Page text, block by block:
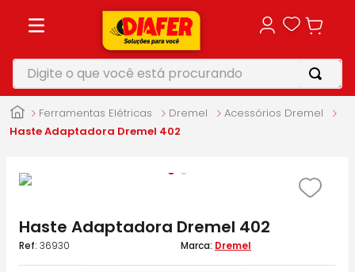
Digite o que você está procurando
Ferramentas Elétricas Dremel
Acessórios Dremel
Haste Adaptadora Dremel 402
Haste Adaptadora Dremel 402
: 36930 Dremel
5 º vonixx